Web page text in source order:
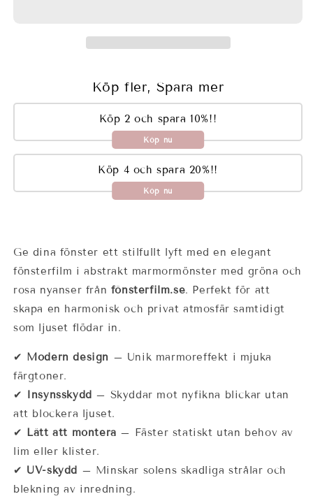
Köp fler, Spara mer
Köp 2 och spara 10%!!
Köp nu
Köp 4 och spara 20%!!
Köp nu
Ge dina fönster ett stilfullt lyft med en elegant
fönsterfilm i abstrakt marmormönster med gröna och
rosa nyanser från fönsterfilm.se. Perfekt för att
skapa en harmonisk och privat atmosfär samtidigt
som ljuset flödar in.
✔ Modern design – Unik marmoreffekt i mjuka
färgtoner.
✔ Insynsskydd – Skyddar mot nyfikna blickar utan
att blockera ljuset.
✔ Lätt att montera – Fäster statiskt utan behov av
lim eller klister.
✔ UV-skydd – Minskar solens skadliga strålar och
blekning av inredning.